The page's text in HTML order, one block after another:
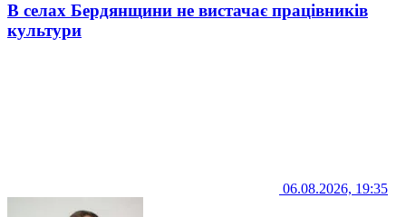
В селах Бердянщини не вистачає працівників
культури
06.08.2026, 19:35